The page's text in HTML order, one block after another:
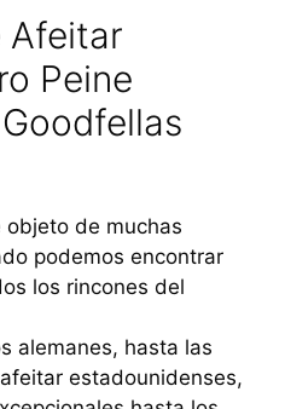
Afeitar
Peine
de muchas
podemos encontrar
los rincones del
alemanes, hasta las
estadounidenses,